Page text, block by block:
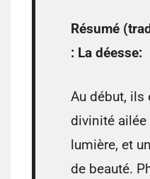
Résumé
: La déesse:
Au début, ils
divinité
lumière, et
de beauté.